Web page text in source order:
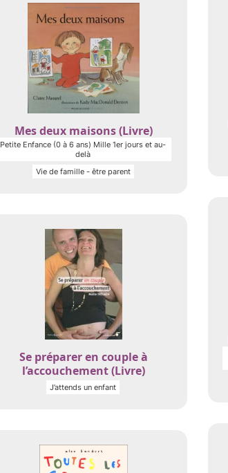
Mes deux maisons (Livre)
Petite Enfance (0 à 6 ans) Mille 1er jours et au-
delà
Vie de famille - être parent
Se préparer en couple à
l’accouchement (Livre)
J’attends un enfant